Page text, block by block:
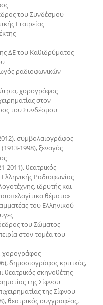
του Συνδέσμου
Εταιρείας
ΔΕ του Καθιδρύματος
ραδιοφωνικών
χορογράφος
στον
του Συνδέσμου
συμβολαιογράφος
(1913-1998), ξεναγός
2011), θεατρικός
Ραδιοφωνίας
ιδρυτής και
θέματα»
του Ελληνικού
του Σώματος
στον τομέα του
χορογράφος
δημοσιογράφος κριτικός,
θεατρικός σκηνοθέτης
της Σίφνου
της Σίφνου
θεατρικός συγγραφέας,